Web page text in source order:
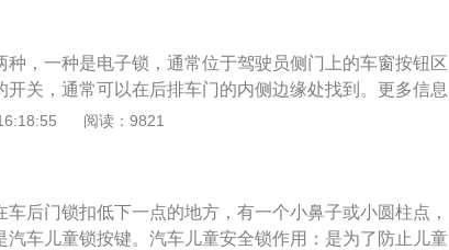
椅，可以更好的确保孩子的安全。汽车儿童锁又称车门
当后排坐上儿童后，可防止好动又不懂事的儿童在行车过
免危险，这样只能等停车后由大人在车外开门。为了防止
在上车前为孩子好好检查一下是否关上了锁。
种，一种是电子锁，通常位于驾驶员侧门上的车窗按钮区
开关，通常可以在后排车门的内侧边缘处找到。更多信息
排坐上儿童后，可防止好动又不懂事的儿童在行车过程
和拨动式。旋钮式儿童安全锁需要使用钥匙插到相应的孔
行上锁及解锁操作；拨动式儿童安全锁上下拨打开开关即
换，使用起来更加方便。
阅读：9821
后门锁扣低下一点的地方，有一个小鼻子或小圆柱点，
汽车儿童锁按键。汽车儿童安全锁作用：是为了防止儿童